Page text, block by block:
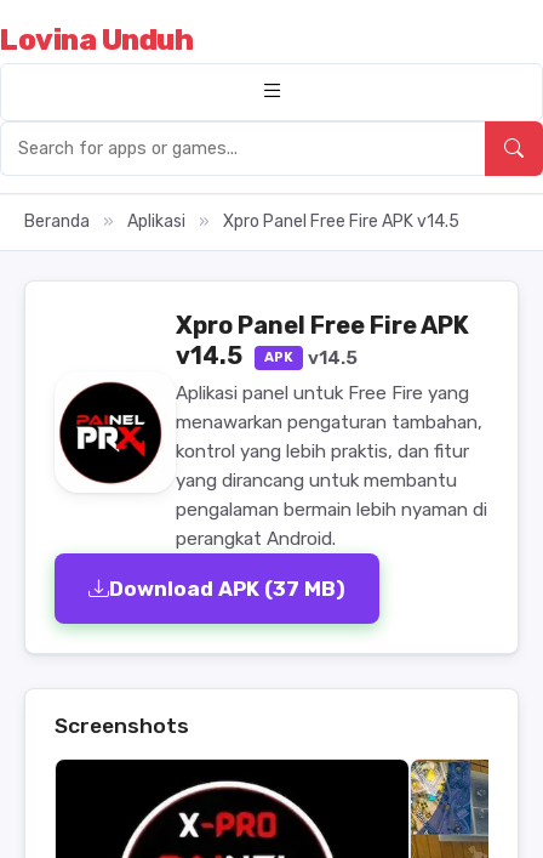
Lovina Unduh
Beranda » Aplikasi » Xpro Panel Free Fire APK v14.5
Xpro Panel Free Fire APK
v14.5
APK
v14.5
Aplikasi panel untuk Free Fire yang
menawarkan pengaturan tambahan,
kontrol yang lebih praktis, dan fitur
yang dirancang untuk membantu
pengalaman bermain lebih nyaman di
perangkat Android.
Download APK (37 MB)
Screenshots